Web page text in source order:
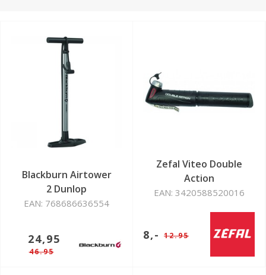
Blackburn Airtower
2 Dunlop
EAN: 768686636554
24,95
46.95
Zefal Viteo Double
Action
EAN: 3420588520016
8,- 12.95